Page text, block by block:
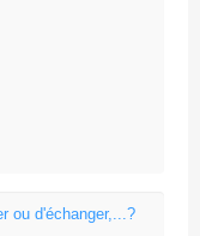
ou d'échanger,...?